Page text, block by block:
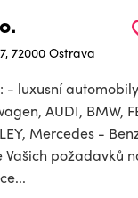
72000 Ostrava
- luxusní
AUDI, BMW,
Mercedes -
požadavků